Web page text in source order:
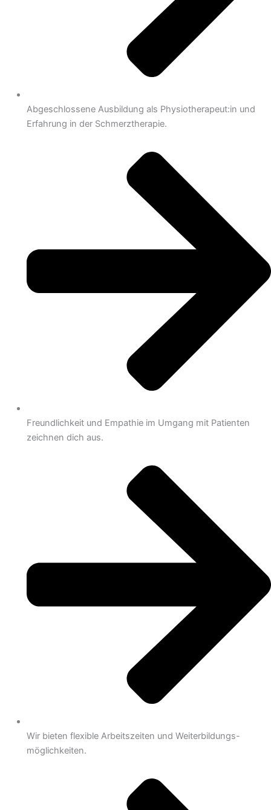
Abgeschlossene Ausbildung als Physiotherapeut:in und
Erfahrung in der Schmerztherapie.
Freundlichkeit und Empathie im Umgang mit Patienten
zeichnen dich aus.
Wir bieten flexible Arbeitszeiten und Weiterbildungs-
möglichkeiten.